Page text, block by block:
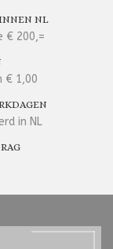
NL
€ 200,=
€ 1,00
in NL